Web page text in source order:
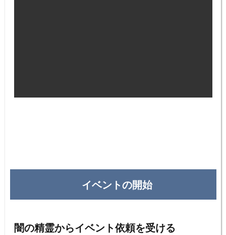
イベントの開始
闇の精霊からイベント依頼を受ける